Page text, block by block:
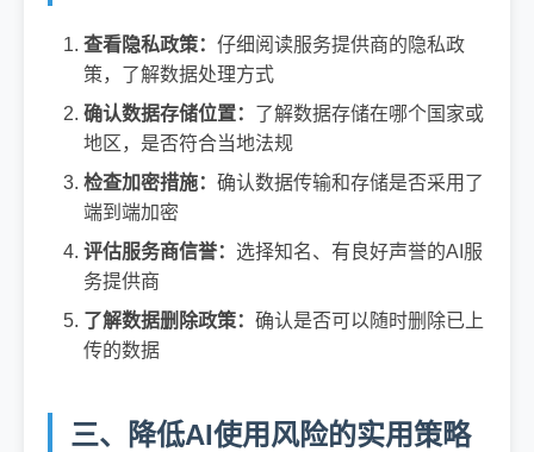
查看隐私政策： 仔细阅读服务提供商的隐私政
策，了解数据处理方式
确认数据存储位置： 了解数据存储在哪个国家或
地区，是否符合当地法规
检查加密措施： 确认数据传输和存储是否采用了
端到端加密
评估服务商信誉： 选择知名、有良好声誉的AI服
务提供商
了解数据删除政策： 确认是否可以随时删除已上
传的数据
三、降低AI使用风险的实用策略